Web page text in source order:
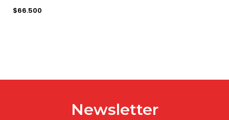
$66.500
Newsletter